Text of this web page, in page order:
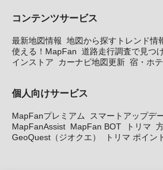
コンテンツサービス
最新地図情報 地図から探すトレンド情
使える！MapFan 道路走行調査で見つ
インストア
カーナビ地図更新 宿・ホ
個人向けサービス
MapFanプレミアム
スマートアップデ
MapFanAssist MapFan BOT トリマ
GeoQuest（ジオクエ）
トリマ ポイン